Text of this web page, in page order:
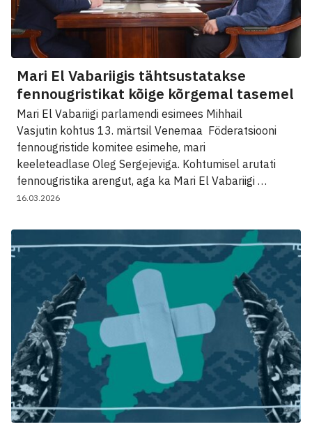
Mari El Vabariigis tähtsustatakse
fennougristikat kõige kõrgemal tasemel
Mari El Vabariigi parlamendi esimees Mihhail
Vasjutin kohtus 13. märtsil Venemaa Föderatsiooni
fennougristide komitee esimehe, mari
keeleteadlase Oleg Sergejeviga. Kohtumisel arutati
fennougristika arengut, aga ka Mari El Vabariigi …
16.03.2026